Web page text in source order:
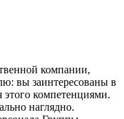
компании,
вы заинтересованы в
этого компетенциями.
наглядно.